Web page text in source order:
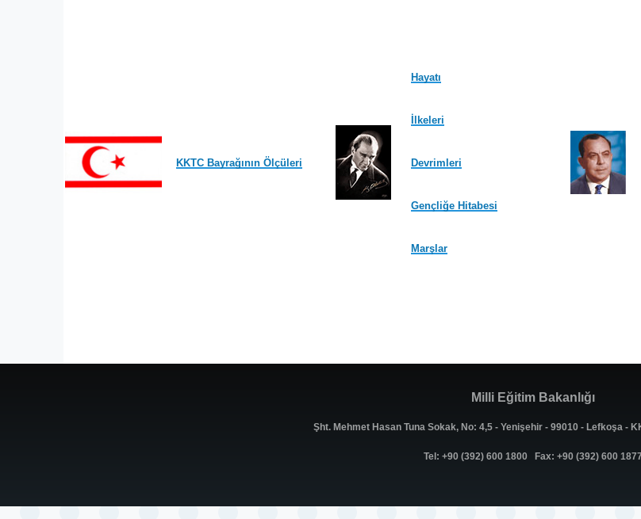
KKTC Bayrağının Ölçüleri
Hayatı
İlkeleri
Devrimleri
Gençliğe Hitabesi
Marşlar
Milli Eğitim Bakanlığı
Şht. Mehmet Hasan Tuna Sokak, No: 4,5 - Yenişehir - 99010 - Lefkoşa -
Tel: +90 (392) 600 1800 Fax: +90 (392) 600 1877